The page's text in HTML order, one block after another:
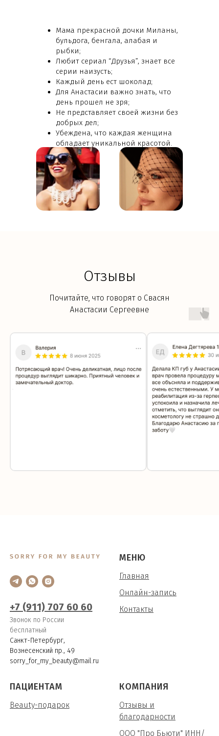
Мама прекрасной дочки Миланы,
бульдога, бенгала, алабая и
рыбки;
Любит сериал “Друзья”, знает все
серии наизусть;
Каждый день ест шоколад;
Для Анастасии важно знать, что
день прошел не зря;
Не представляет своей жизни без
добрых дел;
Убеждена, что каждая женщина
обладает уникальной красотой.
Отзывы
Почитайте, что говорят о Свасян
Анастасии Сергеевне
+7 (911) 707 60 60
Звонок по России
бесплатный
Санкт-Петербург,
Вознесенский пр., 49
sorry_for_my_beauty@mail.ru
МЕНЮ
Главная
Онлайн-запись
Контакты
ПАЦИЕНТАМ
Beauty-подарок
КОМПАНИЯ
Отзывы и
благодарности
ООО "Про Бьюти" ИНН/